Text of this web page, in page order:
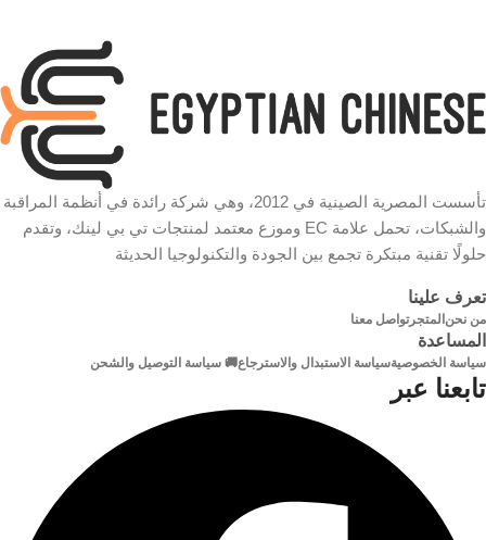
تأسست المصرية الصينية في 2012، وهي شركة رائدة في أنظمة المراقبة
والشبكات، تحمل علامة EC وموزع معتمد لمنتجات تي بي لينك، وتقدم
حلولًا تقنية مبتكرة تجمع بين الجودة والتكنولوجيا الحديثة
تعرف علينا
من نحن المتجرتواصل معنا
المساعدة
سياسة الخصوصيةسياسة الاستبدال والاسترجاع🚚 سياسة التوصيل والشحن
تابعنا عبر